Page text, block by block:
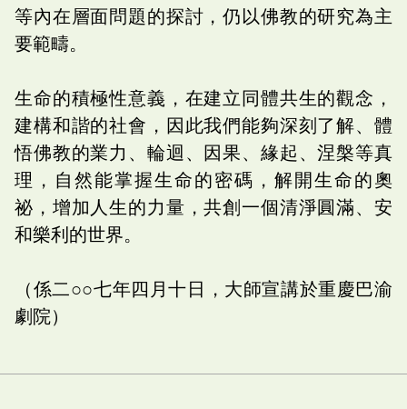
等內在層面問題的探討，仍以佛教的研究為主
要範疇。
生命的積極性意義，在建立同體共生的觀念，
建構和諧的社會，因此我們能夠深刻了解、體
悟佛教的業力、輪迴、因果、緣起、涅槃等真
理，自然能掌握生命的密碼，解開生命的奧
祕，增加人生的力量，共創一個清淨圓滿、安
和樂利的世界。
（係二○○七年四月十日，大師宣講於重慶巴渝
劇院）